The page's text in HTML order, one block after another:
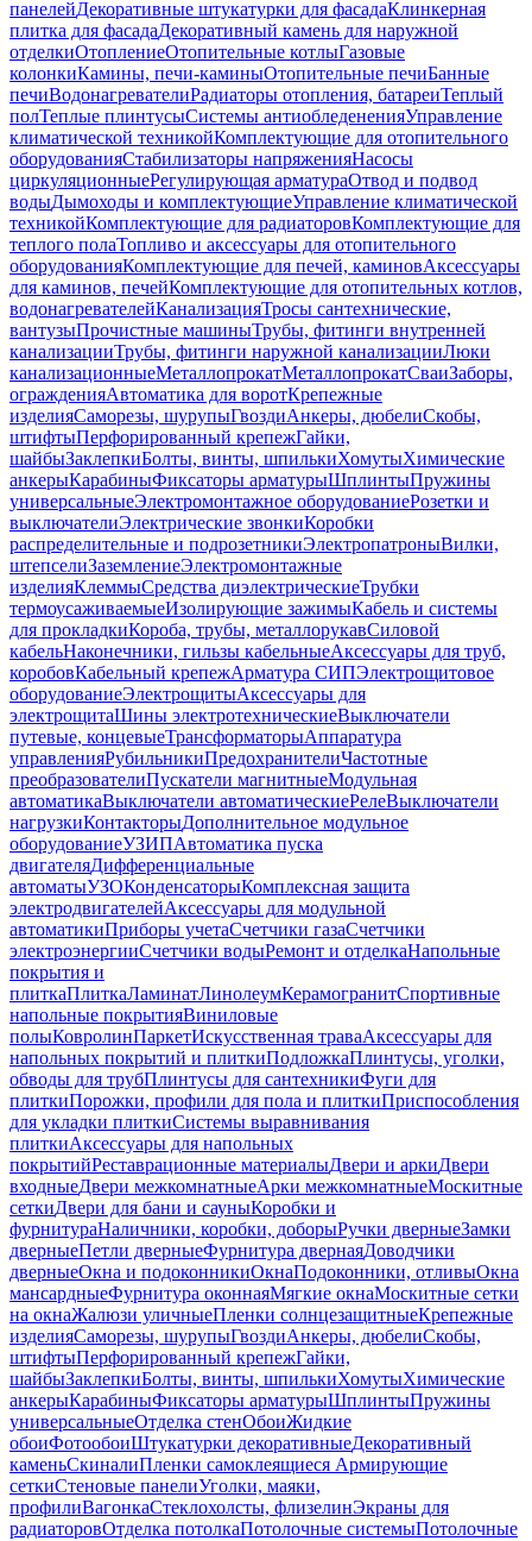
панелейДекоративные штукатурки для фасадаКлинкерная
плитка для фасадаДекоративный камень для наружной
отделкиОтоплениеОтопительные котлыГазовые
колонкиКамины, печи-каминыОтопительные печиБанные
печиВодонагревателиРадиаторы отопления, батареиТеплый
полТеплые плинтусыСистемы антиобледененияУправление
климатической техникойКомплектующие для отопительного
оборудованияСтабилизаторы напряженияНасосы
циркуляционныеРегулирующая арматураОтвод и подвод
водыДымоходы и комплектующиеУправление климатической
техникойКомплектующие для радиаторовКомплектующие для
теплого полаТопливо и аксессуары для отопительного
оборудованияКомплектующие для печей, каминовАксессуары
для каминов, печейКомплектующие для отопительных котлов,
водонагревателейКанализацияТросы сантехнические,
вантузыПрочистные машиныТрубы, фитинги внутренней
канализацииТрубы, фитинги наружной канализацииЛюки
канализационныеМеталлопрокатМеталлопрокатСваиЗаборы,
огражденияАвтоматика для воротКрепежные
изделияСаморезы, шурупыГвоздиАнкеры, дюбелиСкобы,
штифтыПерфорированный крепежГайки,
шайбыЗаклепкиБолты, винты, шпилькиХомутыХимические
анкерыКарабиныФиксаторы арматурыШплинтыПружины
универсальныеЭлектромонтажное оборудованиеРозетки и
выключателиЭлектрические звонкиКоробки
распределительные и подрозетникиЭлектропатроныВилки,
штепселиЗаземлениеЭлектромонтажные
изделияКлеммыСредства диэлектрическиеТрубки
термоусаживаемыеИзолирующие зажимыКабель и системы
для прокладкиКороба, трубы, металлорукавСиловой
кабельНаконечники, гильзы кабельныеАксессуары для труб,
коробовКабельный крепежАрматура СИПЭлектрощитовое
оборудованиеЭлектрощитыАксессуары для
электрощитаШины электротехническиеВыключатели
путевые, концевыеТрансформаторыАппаратура
управленияРубильникиПредохранителиЧастотные
преобразователиПускатели магнитныеМодульная
автоматикаВыключатели автоматическиеРелеВыключатели
нагрузкиКонтакторыДополнительное модульное
оборудованиеУЗИПАвтоматика пуска
двигателяДифференциальные
автоматыУЗОКонденсаторыКомплексная защита
электродвигателейАксессуары для модульной
автоматикиПриборы учетаСчетчики газаСчетчики
электроэнергииСчетчики водыРемонт и отделкаНапольные
покрытия и
плиткаПлиткаЛаминатЛинолеумКерамогранитСпортивные
напольные покрытияВиниловые
полыКовролинПаркетИскусственная траваАксессуары для
напольных покрытий и плиткиПодложкаПлинтусы, уголки,
обводы для трубПлинтусы для сантехникиФуги для
плиткиПорожки, профили для пола и плиткиПриспособления
для укладки плиткиСистемы выравнивания
плиткиАксессуары для напольных
покрытийРеставрационные материалыДвери и аркиДвери
входныеДвери межкомнатныеАрки межкомнатныеМоскитные
сеткиДвери для бани и сауныКоробки и
фурнитураНаличники, коробки, доборыРучки дверныеЗамки
дверныеПетли дверныеФурнитура двернаяДоводчики
дверныеОкна и подоконникиОкнаПодоконники, отливыОкна
мансардныеФурнитура оконнаяМягкие окнаМоскитные сетки
на окнаЖалюзи уличныеПленки солнцезащитныеКрепежные
изделияСаморезы, шурупыГвоздиАнкеры, дюбелиСкобы,
штифтыПерфорированный крепежГайки,
шайбыЗаклепкиБолты, винты, шпилькиХомутыХимические
анкерыКарабиныФиксаторы арматурыШплинтыПружины
универсальныеОтделка стенОбоиЖидкие
обоиФотообоиШтукатурки декоративныеДекоративный
каменьСкиналиПленки самоклеящиеся Армирующие
сеткиСтеновые панелиУголки, маяки,
профилиВагонкаСтеклохолсты, флизелинЭкраны для
радиаторовОтделка потолкаПотолочные системыПотолочные